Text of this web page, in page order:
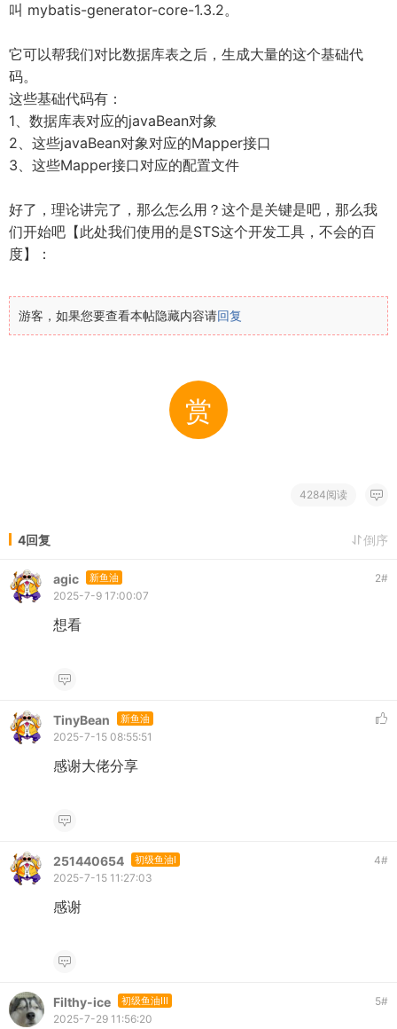
叫 mybatis-generator-core-1.3.2。
它可以帮我们对比数据库表之后，生成大量的这个基础代
码。
这些基础代码有：
1、数据库表对应的javaBean对象
2、这些javaBean对象对应的Mapper接口
3、这些Mapper接口对应的配置文件
好了，理论讲完了，那么怎么用？这个是关键是吧，那么我
们开始吧【此处我们使用的是STS这个开发工具，不会的百
度】：
游客，如果您要查看本帖隐藏内容请回复
赏
4284阅读
4回复 倒序
agic 新鱼油 2#
2025-7-9 17:00:07
想看
TinyBean 新鱼油
2025-7-15 08:55:51
感谢大佬分享
251440654 初级鱼油I 4#
2025-7-15 11:27:03
感谢
Filthy-ice 初级鱼油III 5#
2025-7-29 11:56:20